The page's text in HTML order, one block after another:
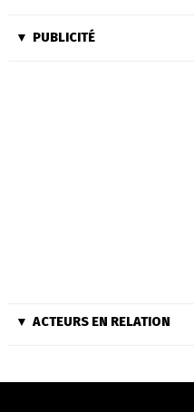
PUBLICITÉ
ACTEURS EN RELATION